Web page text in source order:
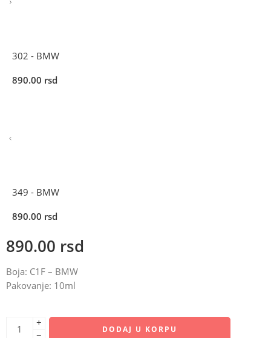
302 - BMW
890.00 rsd
349 - BMW
890.00 rsd
890.00 rsd
Boja: C1F – BMW
Pakovanje: 10ml
+
−
DODAJ U KORPU